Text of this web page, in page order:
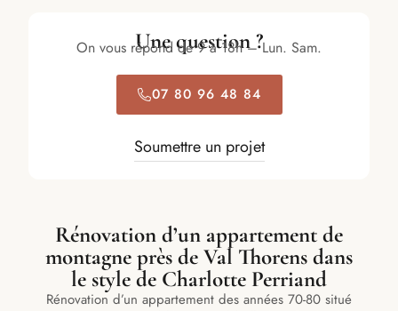
Une question ?
On vous répond de 9 à 18h – Lun. Sam.
07 80 96 48 84
Soumettre un projet
Rénovation d’un appartement de
montagne près de Val Thorens dans
le style de Charlotte Perriand
Rénovation d’un appartement des années 70-80 situé